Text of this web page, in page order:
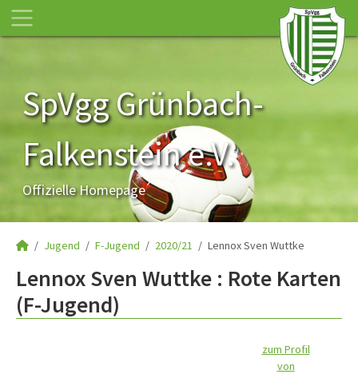
SpVgg Grünbach-
Falkenstein e.V.
Offizielle Homepage
Jugend F-Jugend 2020/21 Lennox Sven Wuttke
Lennox Sven Wuttke : Rote Karten
(F-Jugend)
zum Profil
von